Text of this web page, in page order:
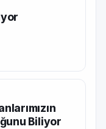
Biliyor